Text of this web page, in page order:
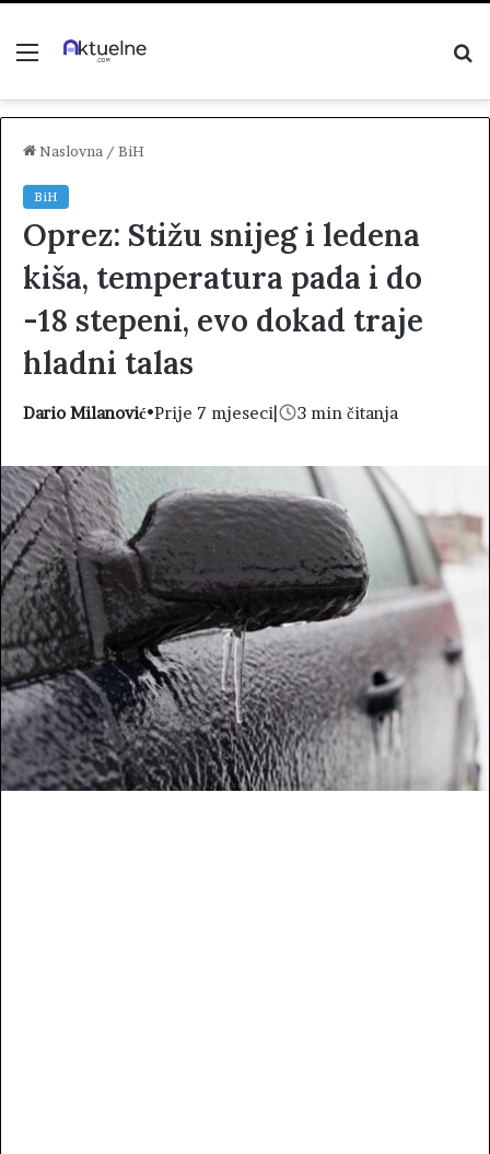
Menu
Naslovna / BiH
BiH
Oprez: Stižu snijeg i ledena
kiša, temperatura pada i do
-18 stepeni, evo dokad traje
hladni talas
Dario Milanović•Prije 7 mjeseci| 3 min čitanja